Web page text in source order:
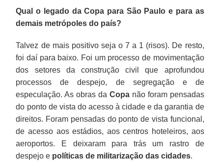
Qual o legado da Copa para São Paulo e para as
demais metrópoles do país?
Talvez de mais positivo seja o 7 a 1 (risos). De resto,
foi daí para baixo. Foi um processo de movimentação
dos setores da construção civil que aprofundou
processos de despejo, de segregação e de
especulação. As obras da Copanão foram pensadas
do ponto de vista do acesso à cidade e da garantia de
direitos. Foram pensadas do ponto de vista funcional,
de acesso aos estádios, aos centros hoteleiros, aos
aeroportos. E deixaram para trás um rastro de
despejo e políticas de militarização das cidades.